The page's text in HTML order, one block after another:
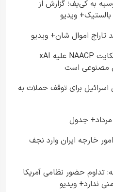
به کی‌یف؛ گزارش از
اموال شان+ ویدیو
وزارت دادگستری آمریکا: شکایت NAACP علیه xAI
مصنوعی است
برای توقف حملات به
خارجه ایران وارد نجف
تداوم حضور نظامی آمریکا
ندارد+ ویدیو